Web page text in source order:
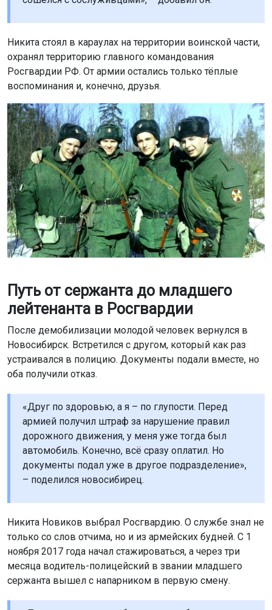
Никита стоял в караулах на территории воинской части,
охранял территорию главного командования
Росгвардии РФ. От армии остались только тёплые
воспоминания и, конечно, друзья.
Путь от сержанта до младшего
лейтенанта в Росгвардии
После демобилизации молодой человек вернулся в
Новосибирск. Встретился с другом, который как раз
устраивался в полицию. Документы подали вместе, но
оба получили отказ.
«Друг по здоровью, а я – по глупости. Перед
армией получил штраф за нарушение правил
дорожного движения, у меня уже тогда был
автомобиль. Конечно, всё сразу оплатил. Но
документы подал уже в другое подразделение»,
– поделился новосибирец.
Никита Новиков выбрал Росгвардию. О службе знал не
только со слов отчима, но и из армейских будней. С 1
ноября 2017 года начал стажироваться, а через три
месяца водитель-полицейский в звании младшего
сержанта вышел с напарником в первую смену.